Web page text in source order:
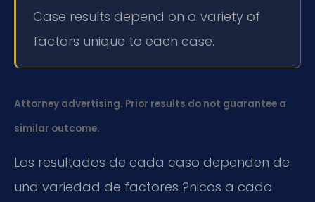
Case results depend on a variety of
factors unique to each case.
Attorney advertising. Prior results do not guarantee a
similar outcome.
Los resultados de cada caso dependen de
una variedad de factores ?nicos a cada